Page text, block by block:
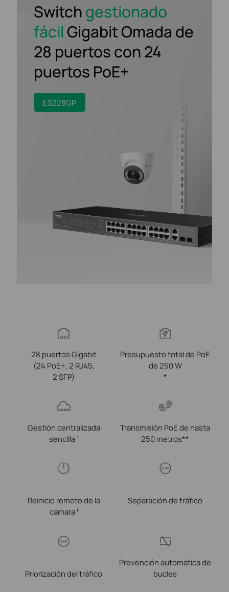
Switchgestionado
fácil Gigabit Omada de
28 puertoscon 24
puertos PoE+
ES228GP
28 puertos Gigabit
(24 PoE+, 2 RJ45,
2 SFP)
Presupuesto total de PoE
de 250 W
*
Gestión centralizada
sencilla †
Transmisión PoE de hasta
250 metros**
Reinicio remoto de la
cámara ‡
Separación de tráfico
Priorización del tráfico
Prevención automática de
bucles